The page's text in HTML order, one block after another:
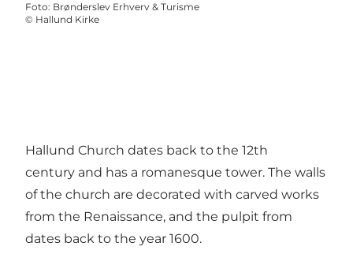
Foto: Brønderslev Erhverv & Turisme
© Hallund Kirke
Hallund Church dates back to the 12th
century and has a romanesque tower. The walls
of the church are decorated with carved works
from the Renaissance, and the pulpit from
dates back to the year 1600.